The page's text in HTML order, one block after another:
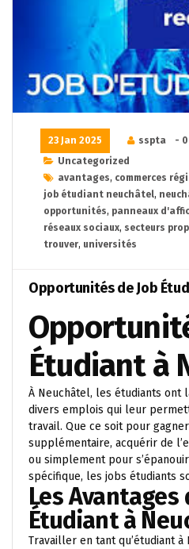
23 Jan 2025 sspta
-
Uncategorized
avantages, commerces
job étudiant neuchâtel,
opportunités, panneaux
réseaux sociaux, secteurs
trouver, universités
Opportunités de Job
Étudiant à
À Neuchâtel, les étudiants ont
divers emplois qui leur
travail. Que ce soit pour
supplémentaire, acquérir de
ou simplement pour
spécifique, les jobs étudiants
Les Avantages
Étudiant à
Travailler en tant qu’étudiant